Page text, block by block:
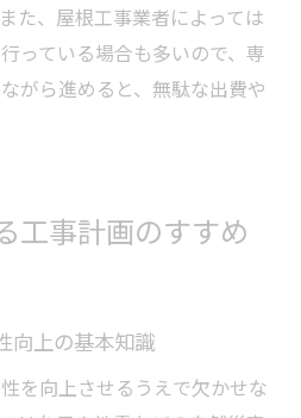
た、屋根工事業者によっては
っている場合も多いので、専
がら進めると、無駄な出費や
工事計画のすすめ
向上の基本知識
を向上させるうえで欠かせな